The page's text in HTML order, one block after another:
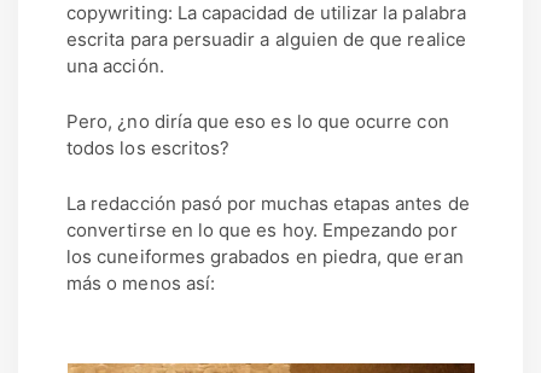
copywriting: La capacidad de utilizar la palabra
escrita para persuadir a alguien de que realice
una acción.
Pero, ¿no diría que eso es lo que ocurre con
todos los escritos?
La redacción pasó por muchas etapas antes de
convertirse en lo que es hoy. Empezando por
los cuneiformes grabados en piedra, que eran
más o menos así: